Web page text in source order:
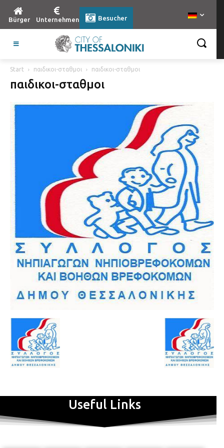
Bürger Unternehmen Besucher
Start παιδικοι-σταθμοι παιδικοι-σταθμοι
παιδικοι-σταθμοι
Useful Links